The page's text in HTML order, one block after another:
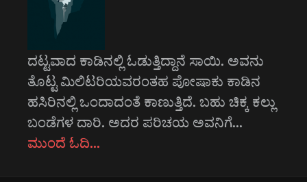
ದಟ್ಟವಾದ ಕಾಡಿನಲ್ಲಿ ಓಡುತ್ತಿದ್ದಾನೆ ಸಾಯಿ. ಅವನು
ತೊಟ್ಟ ಮಿಲಿಟರಿಯವರಂತಹ ಪೋಷಾಕು ಕಾಡಿನ
ಹಸಿರಿನಲ್ಲಿ ಒಂದಾದಂತೆ ಕಾಣುತ್ತಿದೆ. ಬಹು ಚಿಕ್ಕ ಕಲ್ಲು
ಬಂಡೆಗಳ ದಾರಿ. ಅದರ ಪರಿಚಯ ಅವನಿಗೆ…
ಮುಂದೆ ಓದಿ…